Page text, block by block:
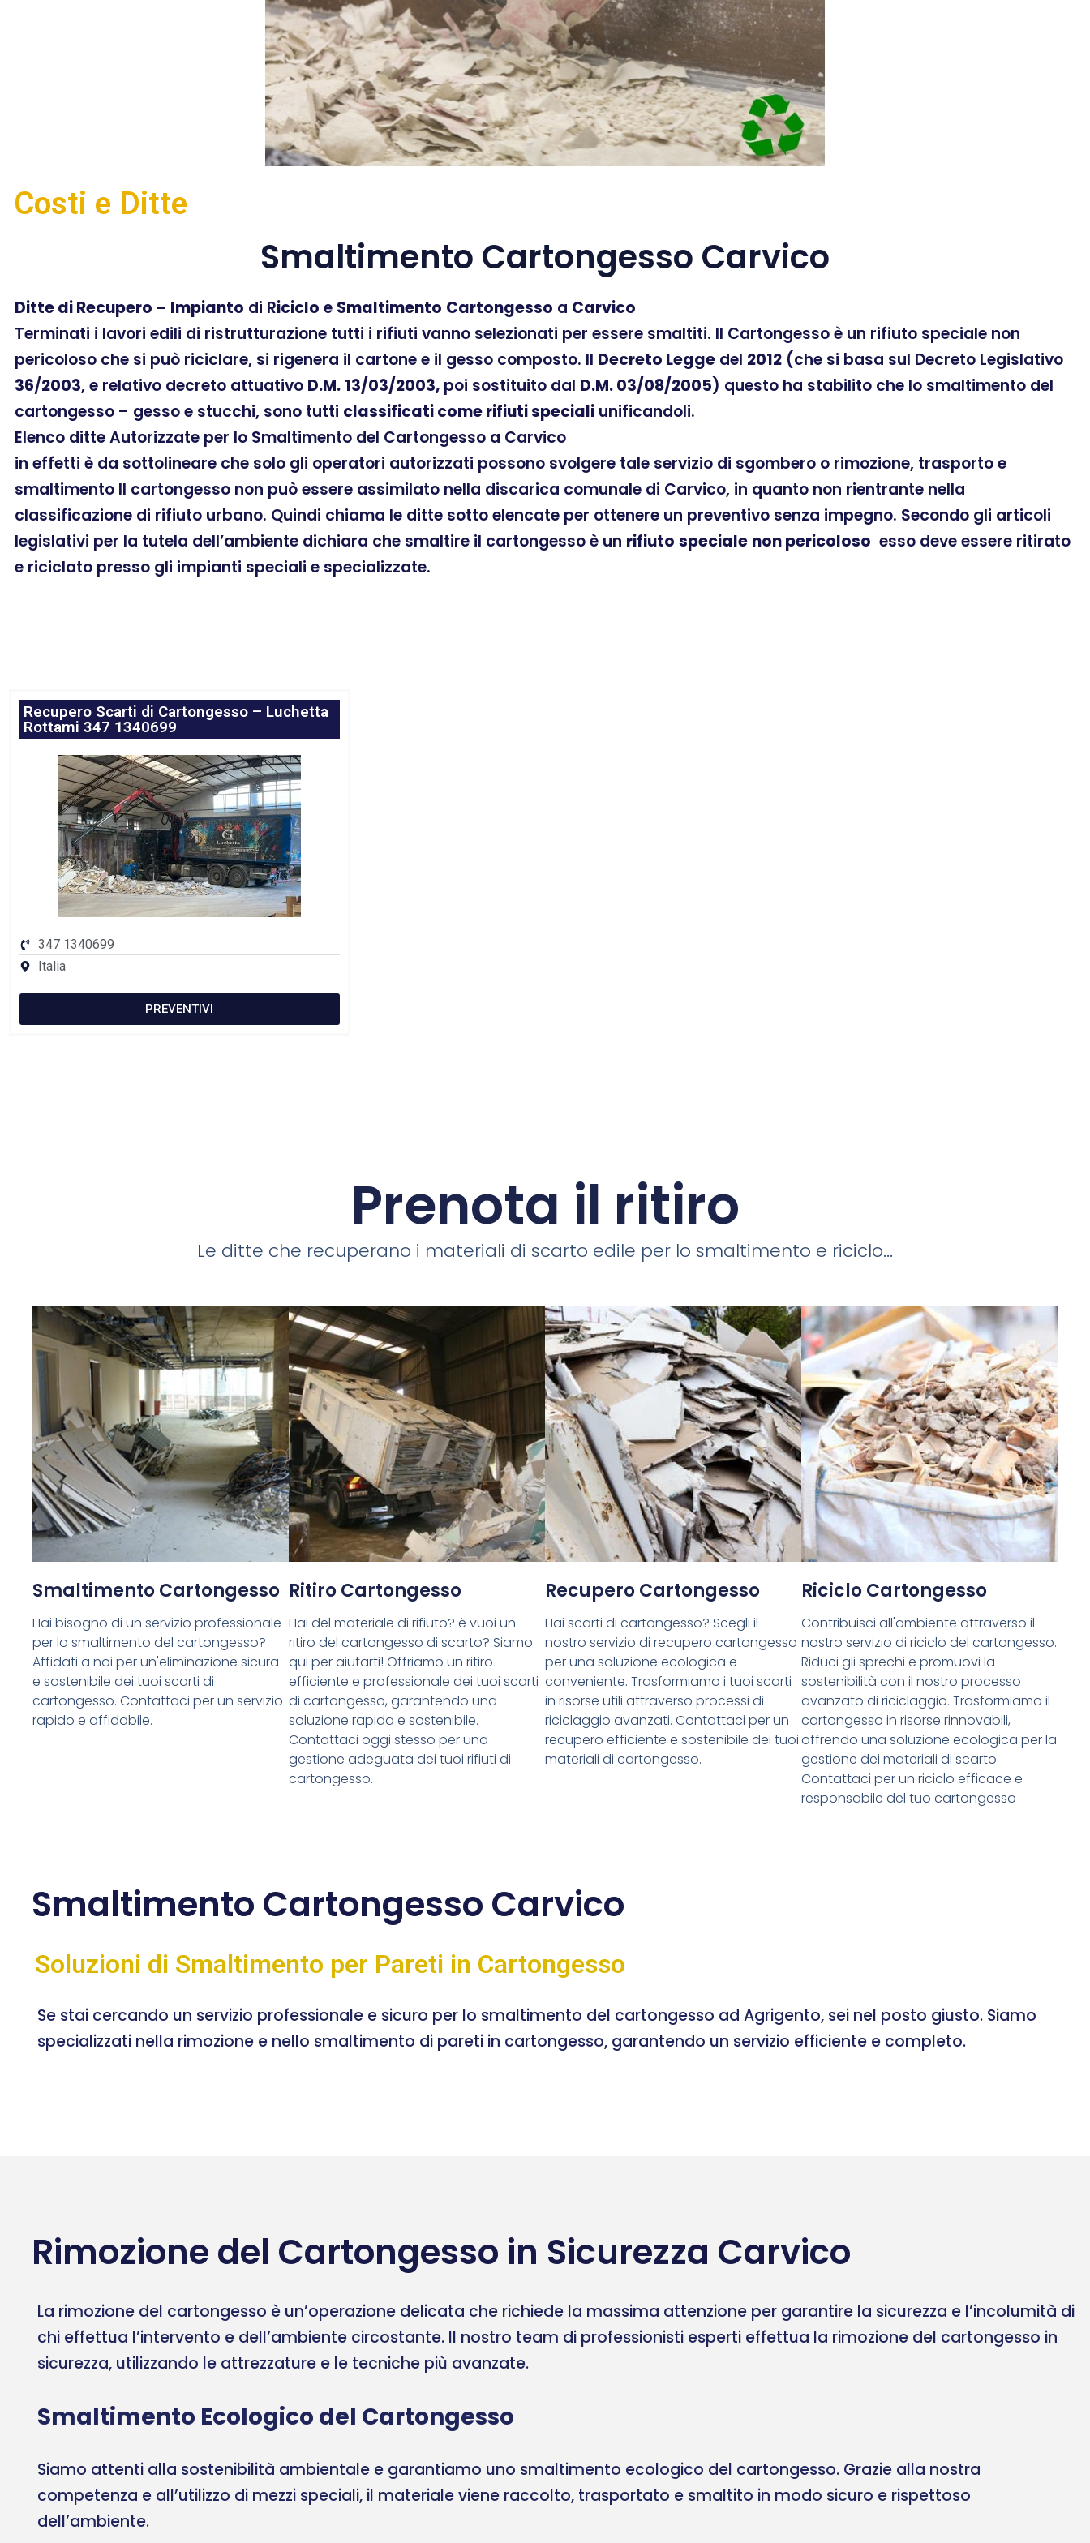
Costi e Ditte
Smaltimento Cartongesso Carvico
Ditte di Recupero – Impianto di Riciclo e Smaltimento Cartongesso a Carvico
Terminati i lavori edili di ristrutturazione tutti i rifiuti vanno selezionati per essere smaltiti. Il Cartongesso è un rifiuto speciale non
pericoloso che si può riciclare, si rigenera il cartone e il gesso composto. Il Decreto Legge del 2012 (che si basa sul Decreto Legislativo
36/2003, e relativo decreto attuativo D.M. 13/03/2003, poi sostituito dal D.M. 03/08/2005) questo ha stabilito che lo smaltimento del
cartongesso – gesso e stucchi, sono tutti classificati come rifiuti speciali unificandoli.
Elenco ditte Autorizzate per lo Smaltimento del Cartongesso a Carvico
in effetti è da sottolineare che solo gli operatori autorizzati possono svolgere tale servizio di sgombero o rimozione, trasporto e
smaltimento Il cartongesso non può essere assimilato nella discarica comunale di Carvico, in quanto non rientrante nella
classificazione di rifiuto urbano. Quindi chiama le ditte sotto elencate per ottenere un preventivo senza impegno. Secondo gli articoli
legislativi per la tutela dell’ambiente dichiara che smaltire il cartongesso è un rifiuto speciale non pericoloso esso deve essere ritirato
e riciclato presso gli impianti speciali e specializzate.
Recupero Scarti di Cartongesso – Luchetta
Rottami 347 1340699
347 1340699
Italia
PREVENTIVI
Prenota il ritiro
Le ditte che recuperano i materiali di scarto edile per lo smaltimento e riciclo...
Smaltimento Cartongesso
Hai bisogno di un servizio professionale
per lo smaltimento del cartongesso?
Affidati a noi per un'eliminazione sicura
e sostenibile dei tuoi scarti di
cartongesso. Contattaci per un servizio
rapido e affidabile.
Ritiro Cartongesso
Hai del materiale di rifiuto? è vuoi un
ritiro del cartongesso di scarto? Siamo
qui per aiutarti! Offriamo un ritiro
efficiente e professionale dei tuoi scarti
di cartongesso, garantendo una
soluzione rapida e sostenibile.
Contattaci oggi stesso per una
gestione adeguata dei tuoi rifiuti di
cartongesso.
Recupero Cartongesso
Hai scarti di cartongesso? Scegli il
nostro servizio di recupero cartongesso
per una soluzione ecologica e
conveniente. Trasformiamo i tuoi scarti
in risorse utili attraverso processi di
riciclaggio avanzati. Contattaci per un
recupero efficiente e sostenibile dei tuoi
materiali di cartongesso.
Riciclo Cartongesso
Contribuisci all'ambiente attraverso il
nostro servizio di riciclo del cartongesso.
Riduci gli sprechi e promuovi la
sostenibilità con il nostro processo
avanzato di riciclaggio. Trasformiamo il
cartongesso in risorse rinnovabili,
offrendo una soluzione ecologica per la
gestione dei materiali di scarto.
Contattaci per un riciclo efficace e
responsabile del tuo cartongesso
Smaltimento Cartongesso Carvico
Soluzioni di Smaltimento per Pareti in Cartongesso
Se stai cercando un servizio professionale e sicuro per lo smaltimento del cartongesso ad Agrigento, sei nel posto giusto. Siamo
specializzati nella rimozione e nello smaltimento di pareti in cartongesso, garantendo un servizio efficiente e completo.
Rimozione del Cartongesso in Sicurezza Carvico
La rimozione del cartongesso è un’operazione delicata che richiede la massima attenzione per garantire la sicurezza e l’incolumità di
chi effettua l’intervento e dell’ambiente circostante. Il nostro team di professionisti esperti effettua la rimozione del cartongesso in
sicurezza, utilizzando le attrezzature e le tecniche più avanzate.
Smaltimento Ecologico del Cartongesso
Siamo attenti alla sostenibilità ambientale e garantiamo uno smaltimento ecologico del cartongesso. Grazie alla nostra
competenza e all’utilizzo di mezzi speciali, il materiale viene raccolto, trasportato e smaltito in modo sicuro e rispettoso
dell’ambiente.